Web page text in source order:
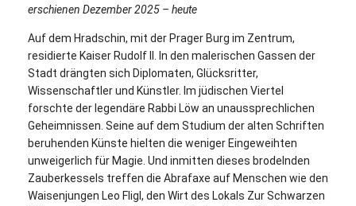
erschienen Dezember 2025 – heute
Auf dem Hradschin, mit der Prager Burg im Zentrum,
residierte Kaiser Rudolf II. In den malerischen Gassen der
Stadt drängten sich Diplomaten, Glücksritter,
Wissenschaftler und Künstler. Im jüdischen Viertel
forschte der legendäre Rabbi Löw an unaussprechlichen
Geheimnissen. Seine auf dem Studium der alten Schriften
beruhenden Künste hielten die weniger Eingeweihten
unweigerlich für Magie. Und inmitten dieses brodelnden
Zauberkessels treffen die Abrafaxe auf Menschen wie den
Waisenjungen Leo Fligl, den Wirt des Lokals Zur Schwarzen